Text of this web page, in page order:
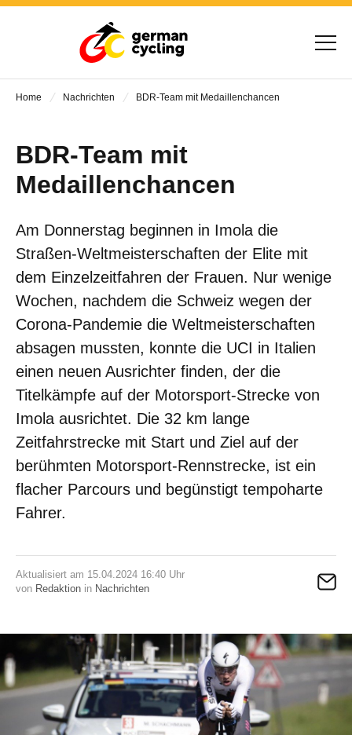
Home Nachrichten BDR-Team mit Medaillenchancen
BDR-Team mit
Medaillenchancen
Am Donnerstag beginnen in Imola die
Straßen-Weltmeisterschaften der Elite mit
dem Einzelzeitfahren der Frauen. Nur wenige
Wochen, nachdem die Schweiz wegen der
Corona-Pandemie die Weltmeisterschaften
absagen mussten, konnte die UCI in Italien
einen neuen Ausrichter finden, der die
Titelkämpfe auf der Motorsport-Strecke von
Imola ausrichtet. Die 32 km lange
Zeitfahrstrecke mit Start und Ziel auf der
berühmten Motorsport-Rennstrecke, ist ein
flacher Parcours und begünstigt tempoharte
Fahrer.
Aktualisiert am 15.04.2024 16:40 Uhr
von Redaktion in Nachrichten